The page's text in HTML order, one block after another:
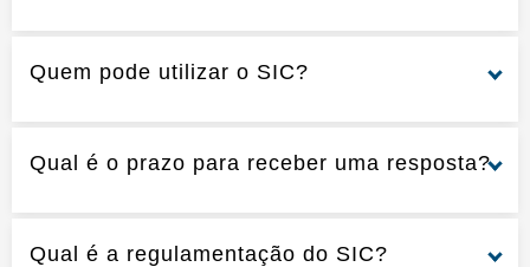
Quem pode utilizar o SIC?
Qual é o prazo para receber uma resposta?
Qual é a regulamentação do SIC?